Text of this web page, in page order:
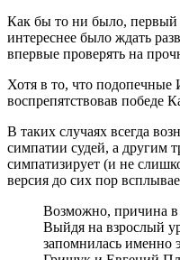
Как бы то ни было, первый
интереснее было ждать
впервые проверять на
Хотя в то, что
воспрепятствовав победе
В таких случаях всегда
симпатии судей, а другим
симпатизирует (и не
версия до сих пор
Возможно, причина в том, что танцевальному дуэту нужно быть в своём катании по-хорошему дерзким.
Выйдя на взрослый
запомнилась именно